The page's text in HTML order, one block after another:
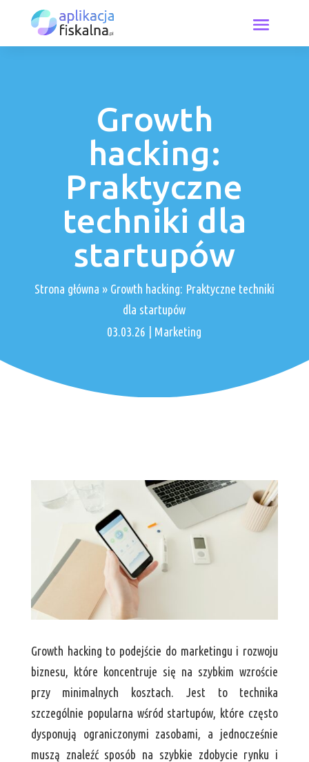
Growth
hacking:
Praktyczne
techniki dla
startupów
Strona główna » Growth hacking: Praktyczne techniki
dla startupów
03.03.26
Marketing
Growth hacking to podejście do marketingu i rozwoju
biznesu, które koncentruje się na szybkim wzroście
przy minimalnych kosztach. Jest to technika
szczególnie popularna wśród startupów, które często
dysponują ograniczonymi zasobami, a jednocześnie
muszą znaleźć sposób na szybkie zdobycie rynku i